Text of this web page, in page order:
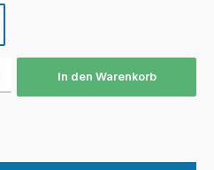
In den Warenkorb